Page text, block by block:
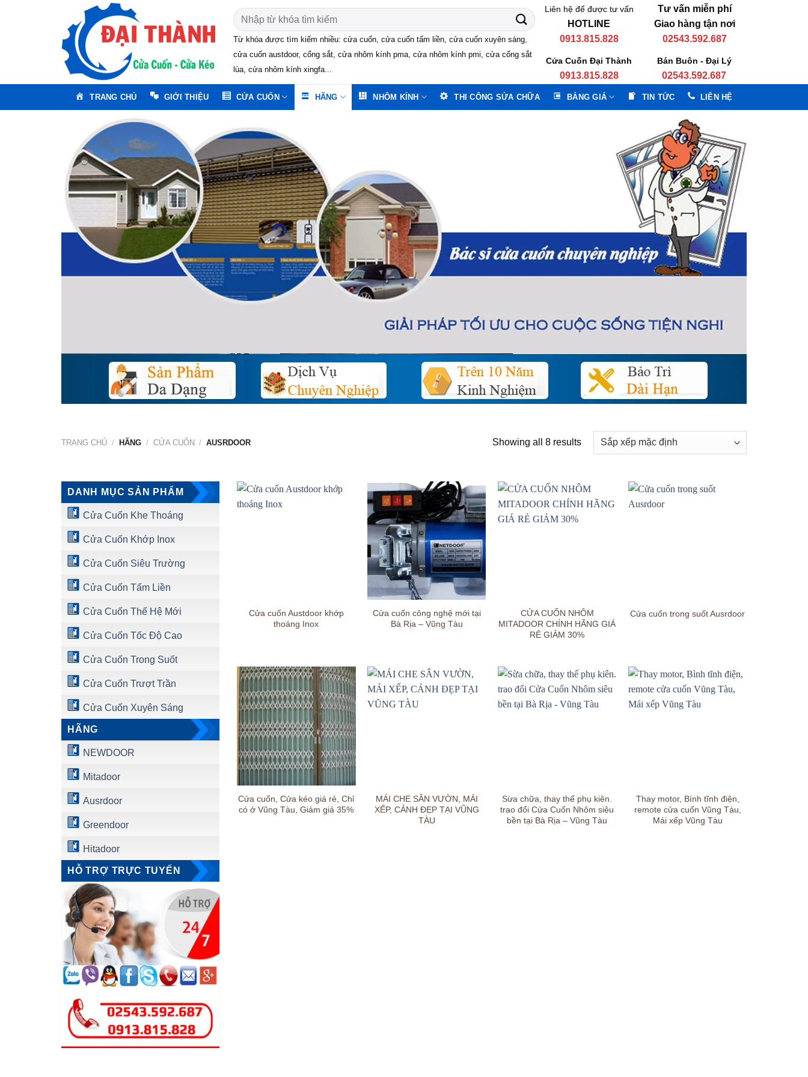
Tìm
kiếm:
Từ khóa được tìm kiếm nhiều: cửa cuốn, cửa cuốn tấm liền, cửa cuốn xuyên sáng,
cửa cuốn austdoor, cổng sắt, cửa nhôm kính pma, cửa nhôm kính pmi, cửa cổng sắt
lùa, cửa nhôm kính xingfa...
Liên hệ để được tư vấn
HOTLINE
0913.815.828
Tư vấn miễn phí
Giao hàng tận nơi
02543.592.687
Cửa Cuốn Đại Thành
0913.815.828
Bán Buôn - Đại Lý
02543.592.687
TRANG CHỦ GIỚI THIỆU CỬA CUỐN HÃNG NHÔM KÍNH THI CÔNG SỬA CHỮA BẢNG GIÁ TIN TỨC LIÊN HỆ
TRANG CHỦ / HÃNG / CỬA CUỐN / AUSRDOOR Showing all 8 results
DANH MỤC SẢN PHẨM
Cửa Cuốn Khe Thoáng
Cửa Cuốn Khớp Inox
Cửa Cuốn Siêu Trường
Cửa Cuốn Tấm Liền
Cửa Cuốn Thế Hệ Mới
Cửa Cuốn Tốc Độ Cao
Cửa Cuốn Trong Suốt
Cửa Cuốn Trượt Trần
Cửa Cuốn Xuyên Sáng
HÃNG
NEWDOOR
Mitadoor
Ausrdoor
Greendoor
Hitadoor
HỖ TRỢ TRỰC TUYẾN
Cửa cuốn Austdoor khớp
thoáng Inox
Cửa cuốn công nghệ mới tại
Bà Rịa – Vũng Tàu
CỬA CUỐN NHÔM
MITADOOR CHÍNH HÃNG GIÁ
RẺ GIẢM 30%
Cửa cuốn trong suốt Ausrdoor
Cửa cuốn, Cửa kéo giá rẻ, Chỉ
có ở Vũng Tàu, Giảm giá 35%
MÁI CHE SÂN VƯỜN, MÁI
XẾP, CẢNH ĐẸP TẠI VŨNG
TÀU
Sừa chữa, thay thế phụ kiên.
trao đổi Cửa Cuốn Nhôm siêu
bền tại Bà Rịa – Vũng Tàu
Thay motor, Bình tĩnh điện,
remote cửa cuốn Vũng Tàu,
Mái xếp Vũng Tàu